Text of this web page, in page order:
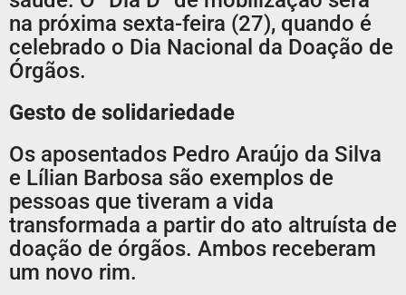
na próxima sexta-feira (27), quando é
celebrado o Dia Nacional da Doação de
Órgãos.
Gesto de solidariedade
Os aposentados Pedro Araújo da Silva
e Lílian Barbosa são exemplos de
pessoas que tiveram a vida
transformada a partir do ato altruísta de
doação de órgãos. Ambos receberam
um novo rim.